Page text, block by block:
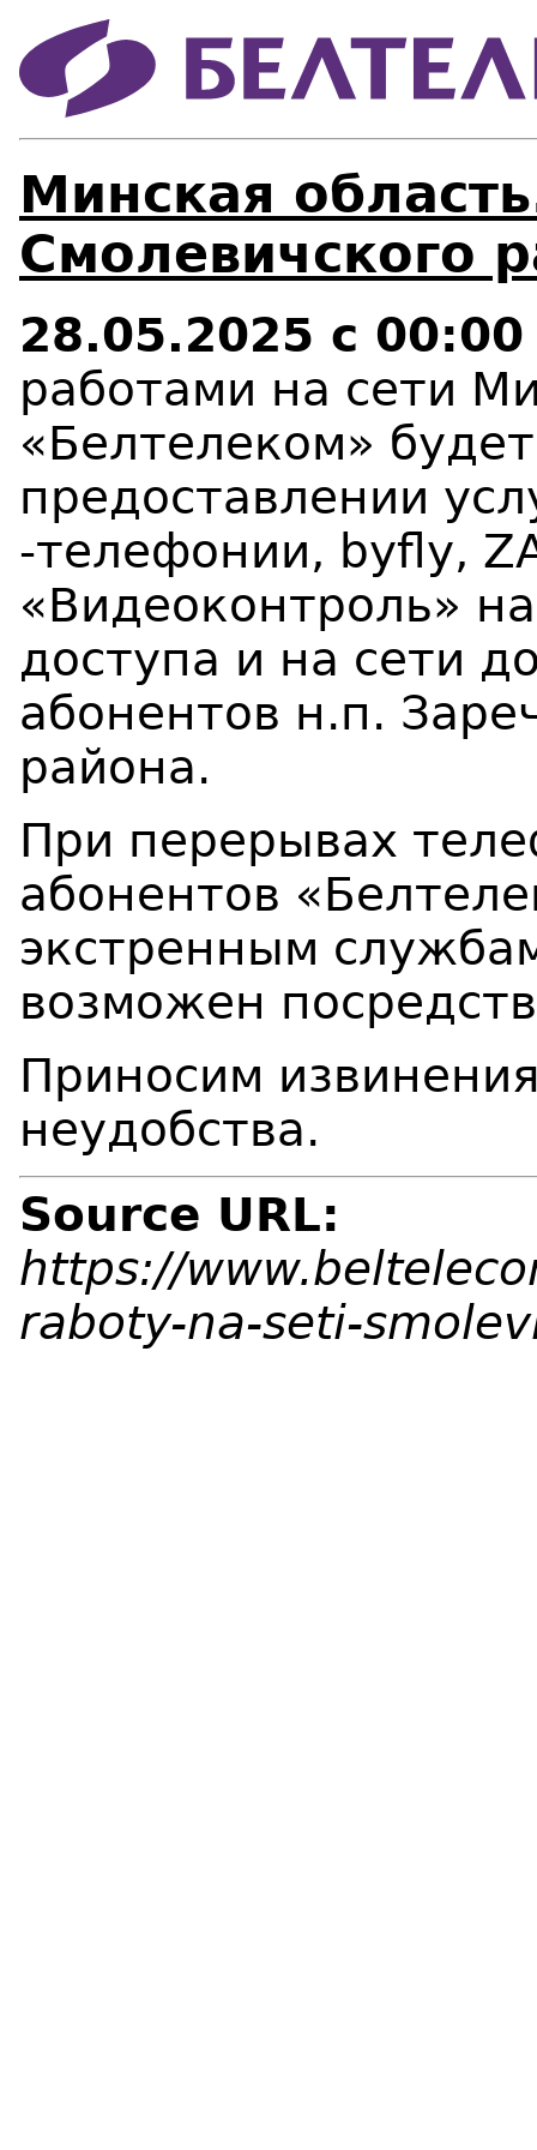
Минская
Смолевичского
28.05.2025 с
работами на сети
«Белтелеком»
предоставлении
-телефонии, byfly,
«Видеоконтроль»
доступа и на сети
абонентов н.п.
района.
При перерывах
абонентов
экстренным
возможен
Приносим
неудобства.
Source URL:
https://
raboty-na-seti-